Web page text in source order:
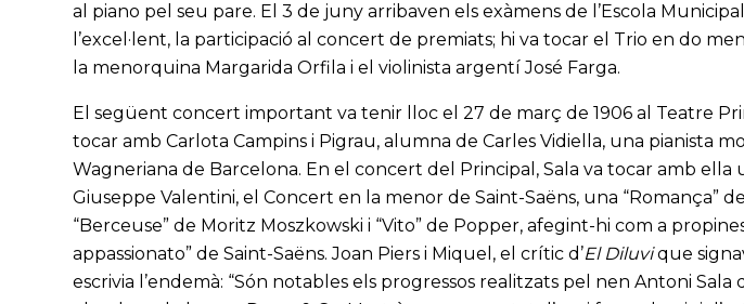
al piano pel seu pare. El 3 de juny arribaven els exàmens de l’Escola
l’excel·lent, la participació al concert de premiats; hi va tocar el Trio en do
la menorquina Margarida Orfila i el violinista argentí José Farga.
El següent concert important va tenir lloc el 27 de març de 1906 al Teatre
tocar amb Carlota Campins i Pigrau, alumna de Carles Vidiella, una pianista
Wagneriana de Barcelona. En el concert del Principal, Sala va tocar amb ella
Giuseppe Valentini, el Concert en la menor de Saint-Saëns, una “Romança”
“Berceuse” de Moritz Moszkowski i “Vito” de Popper, afegint-hi com a propines
appassionato” de Saint-Saëns. Joan Piers i Miquel, el crític d’El Diluvique
escrivia l’endemà: “Són notables els progressos realitzats pel nen Antoni Sala